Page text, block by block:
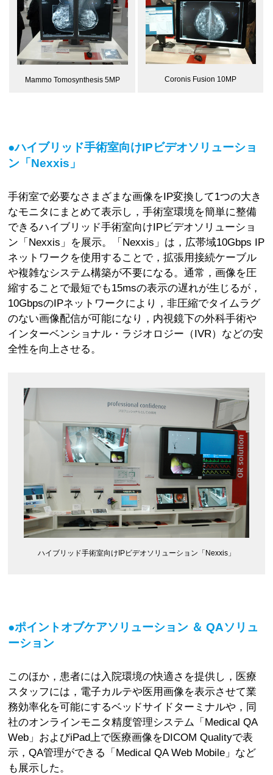
Mammo Tomosynthesis 5MP Coronis Fusion 10MP
●ハイブリッド手術室向けIPビデオソリューショ
ン「Nexxis」
手術室で必要なさまざまな画像をIP変換して1つの大き
なモニタにまとめて表示し，手術室環境を簡単に整備
できるハイブリッド手術室向けIPビデオソリューショ
ン「Nexxis」を展示。「Nexxis」は，広帯域10Gbps IP
ネットワークを使用することで，拡張用接続ケーブル
や複雑なシステム構築が不要になる。通常，画像を圧
縮することで最短でも15msの表示の遅れが生じるが，
10GbpsのIPネットワークにより，非圧縮でタイムラグ
のない画像配信が可能になり，内視鏡下の外科手術や
インターベンショナル・ラジオロジー（IVR）などの安
全性を向上させる。
ハイブリッド手術室向けIPビデオソリューション「Nexxis」
●ポイントオブケアソリューション ＆ QAソリュ
ーション
このほか，患者には入院環境の快適さを提供し，医療
スタッフには，電子カルテや医用画像を表示させて業
務効率化を可能にするベッドサイドターミナルや，同
社のオンラインモニタ精度管理システム「Medical QA
Web」およびiPad上で医療画像をDICOM Qualityで表
示，QA管理ができる「Medical QA Web Mobile」など
も展示した。